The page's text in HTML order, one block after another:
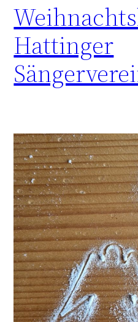
Hattinger